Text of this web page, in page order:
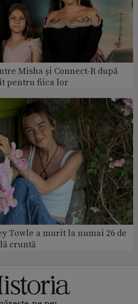
Misha și Connect-R după
pentru fiica lor
Towle a murit la numai 26 de
cruntă